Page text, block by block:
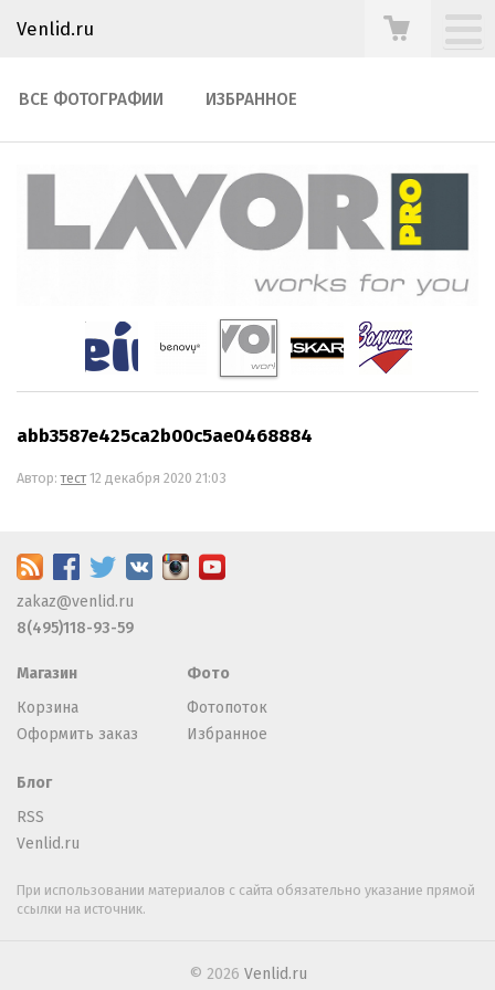
Venlid.ru
ВСЕ ФОТОГРАФИИ ИЗБРАННОЕ
abb3587e425ca2b00c5ae0468884
Автор:тест12 декабря 2020 21:03
zakaz@venlid.ru
8(495)118-93-59
Магазин
Корзина
Оформить заказ
Фото
Фотопоток
Избранное
Блог
RSS
Venlid.ru
При использовании материалов с сайта обязательно указание прямой
ссылки на источник.
© 2026 Venlid.ru